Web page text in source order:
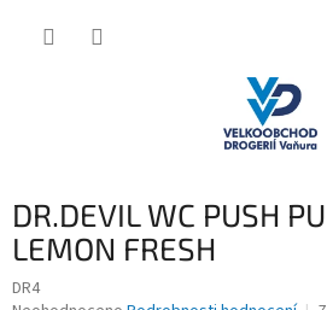
DR.DEVIL WC PUSH
LEMON FRESH
DR4